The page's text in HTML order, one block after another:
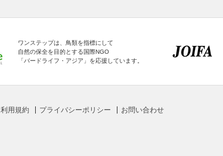
ワンステップは、鳥類を指標にして
自然の保全を目的とする国際NGO
「バードライフ・アジア」を応援しています。
利用規約 プライバシーポリシー お問い合わせ